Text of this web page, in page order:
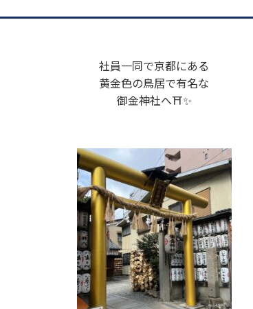
社員一同で京都にある
黄金色の鳥居で有名な
御金神社へ⛩️✨